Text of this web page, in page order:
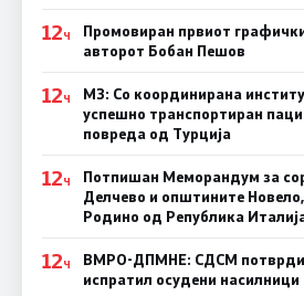
12Ч
Промовиран првиот
авторот Бобан Пешов
12Ч
МЗ: Со координирана
успешно транспортиран
повреда од Турција
12Ч
Потпишан Меморандум за
Делчево и општините
Родино од Република
12Ч
ВМРО-ДПМНЕ: СДСM
испратил осудени насилници